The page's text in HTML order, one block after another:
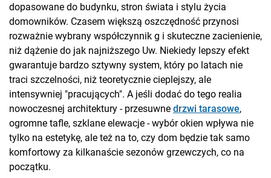
dopasowane do budynku, stron świata i stylu życia
domowników. Czasem większą oszczędność przynosi
rozważnie wybrany współczynnik g i skuteczne zacienienie,
niż dążenie do jak najniższego Uw. Niekiedy lepszy efekt
gwarantuje bardzo sztywny system, który po latach nie
traci szczelności, niż teoretycznie cieplejszy, ale
intensywniej "pracujących". A jeśli dodać do tego realia
nowoczesnej architektury - przesuwne drzwi tarasowe,
ogromne tafle, szklane elewacje - wybór okien wpływa nie
tylko na estetykę, ale też na to, czy dom będzie tak samo
komfortowy za kilkanaście sezonów grzewczych, co na
początku.